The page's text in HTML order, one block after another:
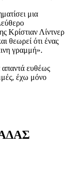
μια
Κρίστιαν Λίντνερ
θεωρεί ότι ένας
γραμμή».
ευθέως
έχω μόνο